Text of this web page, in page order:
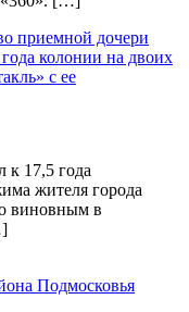
колонии на двоих
с ее
к 17,5 года
жителя города
виновным в
Подмосковья